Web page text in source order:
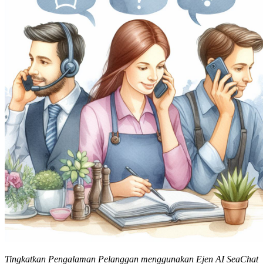
Tingkatkan Pengalaman Pelanggan menggunakan Ejen AI SeaChat